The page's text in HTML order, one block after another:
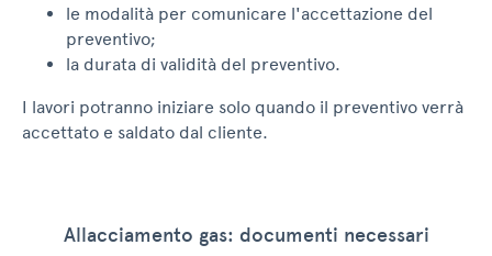
le modalità per comunicare l'accettazione del
preventivo;
la durata di validità del preventivo.
I lavori potranno iniziare solo quando il preventivo verrà
accettato e saldato dal cliente.
Allacciamento gas: documenti necessari